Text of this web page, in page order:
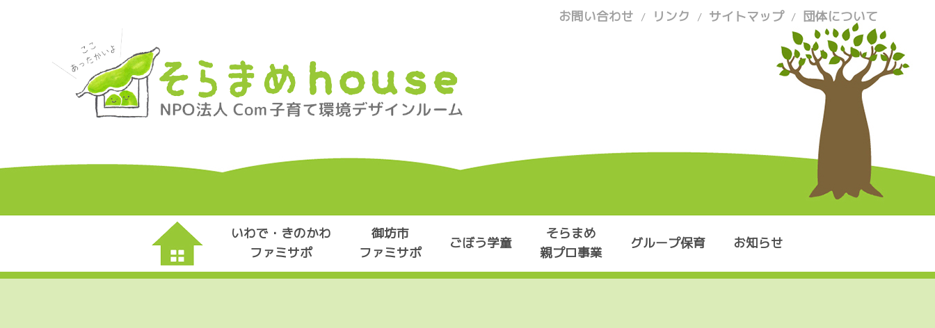
お問い合わせ / リンク / サイトマップ / 団体について
いわで・きのかわ
ファミサポ
御坊市
ファミサポ
ごぼう学童
そらまめ
親プロ事業
グループ保育 お知らせ